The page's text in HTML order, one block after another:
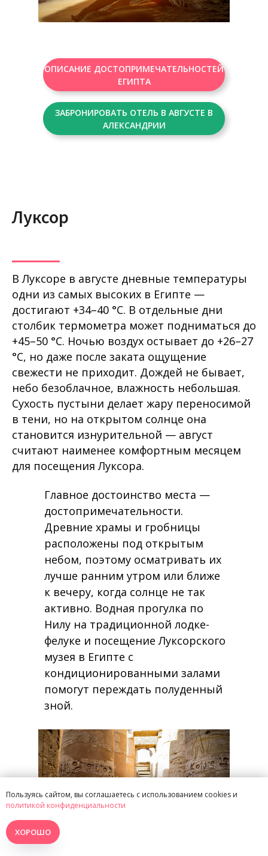
ОПИСАНИЕ ДОСТОПРИМЕЧАТЕЛЬНОСТЕЙ
ЕГИПТА
ЗАБРОНИРОВАТЬ ОТЕЛЬ В АВГУСТЕ В
АЛЕКСАНДРИИ
Луксор
В Луксоре в августе дневные температуры
одни из самых высоких в Египте —
достигают +34–40 °C. В отдельные дни
столбик термометра может подниматься до
+45–50 °C. Ночью воздух остывает до +26–27
°C, но даже после заката ощущение
свежести не приходит. Дождей не бывает,
небо безоблачное, влажность небольшая.
Сухость пустыни делает жару переносимой
в тени, но на открытом солнце она
становится изнурительной — август
считают наименее комфортным месяцем
для посещения Луксора.
Главное достоинство места —
достопримечательности.
Древние храмы и гробницы
расположены под открытым
небом, поэтому осматривать их
лучше ранним утром или ближе
к вечеру, когда солнце не так
активно. Водная прогулка по
Нилу на традиционной лодке-
фелуке и посещение Луксорского
музея в Египте с
кондиционированными залами
помогут переждать полуденный
зной.
Пользуясь сайтом, вы соглашаетесь с использованием cookies и
политикой конфиденциальности
ХОРОШО